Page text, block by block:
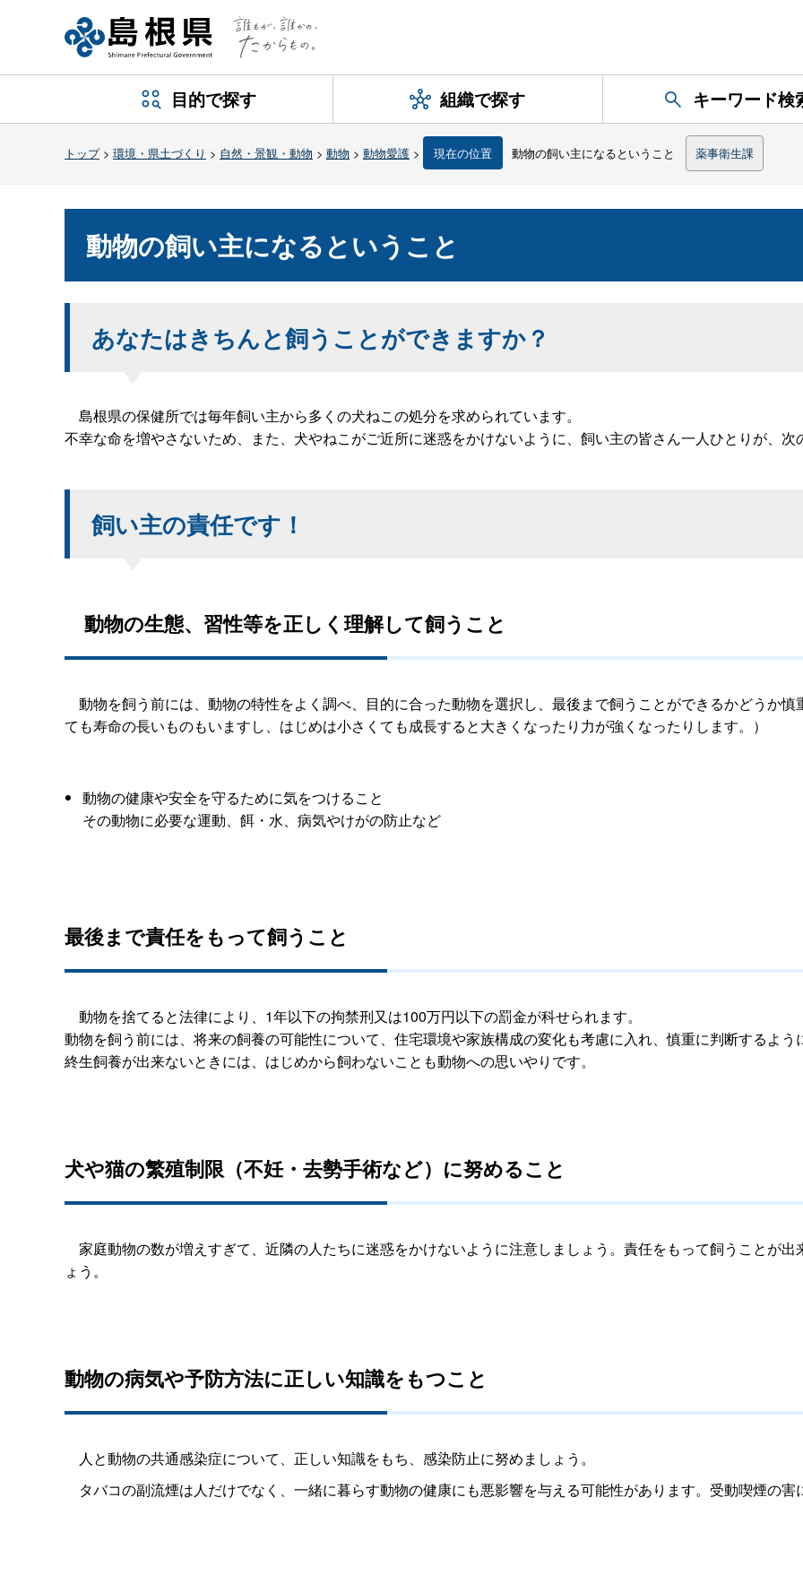
目的で探す 組織で探す キーワード検
トップ> 環境・県土づくり > 自然・景観・動物 > 動物 > 動物愛護 > 現在の位置 動物の飼い主になるということ 薬事衛生課
動物の飼い主になるということ
あなたはきちんと飼うことができますか？
島根県の保健所では毎年飼い主から多くの犬ねこの処分を求められています。
不幸な命を増やさないため、また、犬やねこがご近所に迷惑をかけないように、飼い主の皆さん一人ひとりが、次
飼い主の責任です！
動物の生態、習性等を正しく理解して飼うこと
動物を飼う前には、動物の特性をよく調べ、目的に合った動物を選択し、最後まで飼うことができるかどうか
ても寿命の長いものもいますし、はじめは小さくても成長すると大きくなったり力が強くなったりします。）
動物の健康や安全を守るために気をつけること
その動物に必要な運動、餌・水、病気やけがの防止など
最後まで責任をもって飼うこと
動物を捨てると法律により、1年以下の拘禁刑又は100万円以下の罰金が科せられます。
動物を飼う前には、将来の飼養の可能性について、住宅環境や家族構成の変化も考慮に入れ、慎重に判断するよう
終生飼養が出来ないときには、はじめから飼わないことも動物への思いやりです。
犬や猫の繁殖制限（不妊・去勢手術など）に努めること
家庭動物の数が増えすぎて、近隣の人たちに迷惑をかけないように注意しましょう。責任をもって飼うことが
ょう。
動物の病気や予防方法に正しい知識をもつこと
人と動物の共通感染症について、正しい知識をもち、感染防止に努めましょう。
タバコの副流煙は人だけでなく、一緒に暮らす動物の健康にも悪影響を与える可能性があります。受動喫煙の害